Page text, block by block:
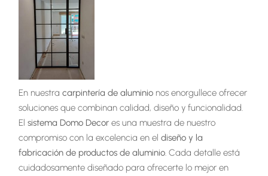
En nuestracarpintería de aluminio nos enorgullece ofrecer
soluciones que combinan calidad, diseño y funcionalidad.
Elsistema Domo Decor es una muestra de nuestro
compromiso con la excelencia en eldiseño y la
fabricación de productos de aluminio. Cada detalle está
cuidadosamente diseñado para ofrecerte lo mejor en